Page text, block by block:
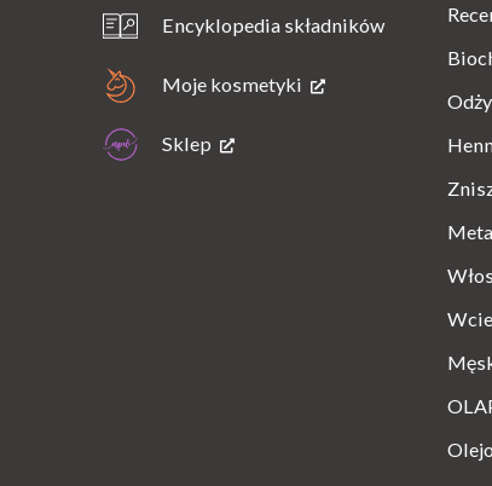
Encyklopedia składników
Moje kosmetyki
Sklep